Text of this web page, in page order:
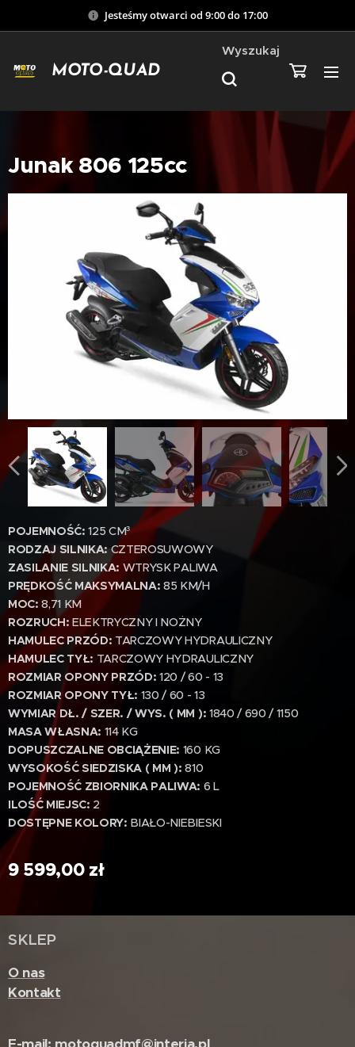
Jesteśmy otwarci od 9:00 do 17:00
MOTO-QUAD
Wyszukaj
Junak 806 125cc
POJEMNOŚĆ: 125 CM³
RODZAJ SILNIKA:CZTEROSUWOWY
ZASILANIE SILNIKA: WTRYSK PALIWA
PRĘDKOŚĆ MAKSYMALNA: 85 KM/H
MOC: 8,71 KM
ROZRUCH: ELEKTRYCZNY I NOŻNY
HAMULEC PRZÓD: TARCZOWY HYDRAULICZNY
HAMULEC TYŁ: TARCZOWY HYDRAULICZNY
ROZMIAR OPONY PRZÓD: 120 / 60 - 13
ROZMIAR OPONY TYŁ: 130 / 60 - 13
WYMIAR DŁ. / SZER. / WYS. ( MM ): 1840 / 690 / 1150
MASA WŁASNA: 114 KG
DOPUSZCZALNE OBCIĄŻENIE: 160 KG
WYSOKOŚĆ SIEDZISKA ( MM ): 810
POJEMNOŚĆ ZBIORNIKA PALIWA: 6 L
ILOŚĆ MIEJSC: 2
DOSTĘPNE KOLORY: BIAŁO-NIEBIESKI
9 599,00zł
SKLEP
O nas
Kontakt